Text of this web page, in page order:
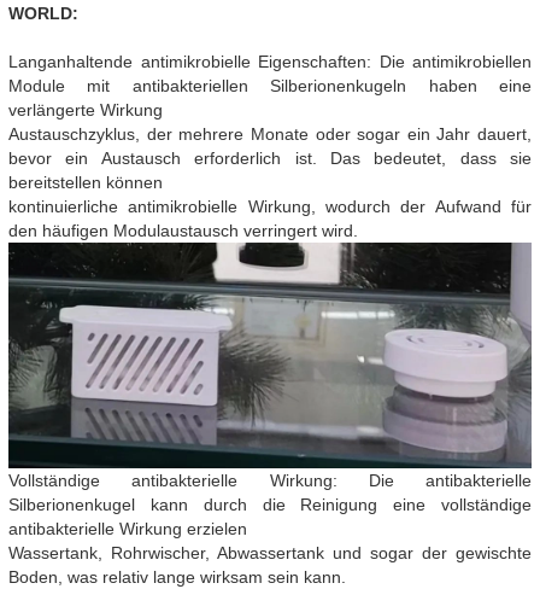
WORLD:
Langanhaltende antimikrobielle Eigenschaften: Die antimikrobiellen
Module mit antibakteriellen Silberionenkugeln haben eine
verlängerte Wirkung
Austauschzyklus, der mehrere Monate oder sogar ein Jahr dauert,
bevor ein Austausch erforderlich ist. Das bedeutet, dass sie
bereitstellen können
kontinuierliche antimikrobielle Wirkung, wodurch der Aufwand für
den häufigen Modulaustausch verringert wird.
Vollständige antibakterielle Wirkung: Die antibakterielle
Silberionenkugel kann durch die Reinigung eine vollständige
antibakterielle Wirkung erzielen
Wassertank, Rohrwischer, Abwassertank und sogar der gewischte
Boden, was relativ lange wirksam sein kann.